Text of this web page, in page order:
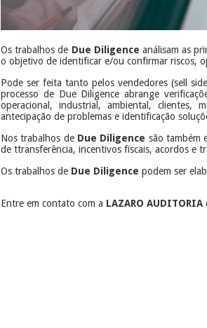
Os trabalhos de Due Diligence análisam as
o objetivo de identificar e/ou confirmar riscos,
Pode ser feita tanto pelos vendedores (sell
processo de Due Diligence abrange
operacional, industrial, ambiental, clientes,
antecipação de problemas e identificação
Nos trabalhos de Due Diligence são também
de ttransferência, incentivos fiscais, acordos e
Os trabalhos de Due Diligence podem ser
Entre em contato com a LAZARO AUDITORIA